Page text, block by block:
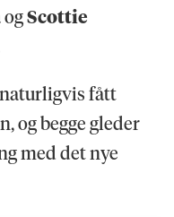
ogScottie
fått
og begge gleder
med det nye